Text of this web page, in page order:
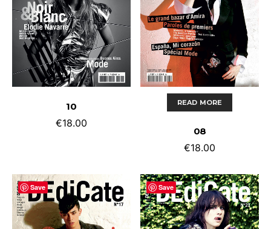
ADD TO CART
10
€18.00
READ MORE
08
€18.00
Save Save